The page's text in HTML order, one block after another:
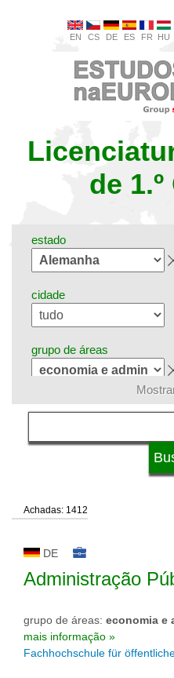
EN CS DE ES FR HU
de
estado
cidade
grupo de áreas
língua
qualificação
tipo de universidade
status de universidade
Achadas: 1412
DE
Administração
grupo de áreas: economia e
mais informação »
Fachhochschule für